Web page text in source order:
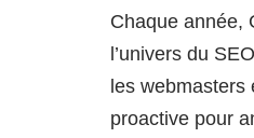
Chaque année,
l’univers du
les
proactive pour